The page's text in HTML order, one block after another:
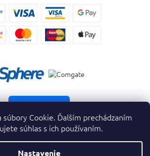
Cookie. Ďalším prechádzaním
súhlas s ich používaním.
Nastavenie